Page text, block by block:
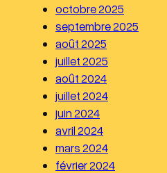
octobre 2025
septembre 2025
août 2025
juillet 2025
août 2024
juillet 2024
juin 2024
avril 2024
mars 2024
février 2024